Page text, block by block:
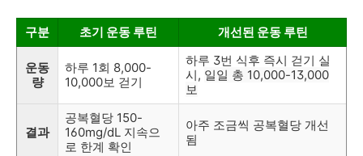
구분 초기 운동 루틴 개선된 운동 루틴
운동
량
하루 1회 8,000-
10,000보 걷기
하루 3번 식후 즉시 걷기 실
시, 일일 총 10,000-13,000
보
결과
공복혈당 150-
160mg/dL 지속으
로 한계 확인
아주 조금씩 공복혈당 개선
됨